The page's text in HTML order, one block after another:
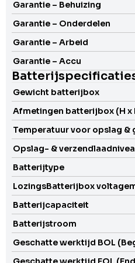
Garantie – Behuizing
Garantie – Onderdelen
Garantie – Arbeid
Garantie – Accu
Gewicht batterijbox
Afmetingen batterijbox (H x
Temperatuur voor opslag &
Opslag- &
Batterijtype
LozingsBatterijbox
Batterijcapaciteit
Batterijstroom
Geschatte werktijd BOL